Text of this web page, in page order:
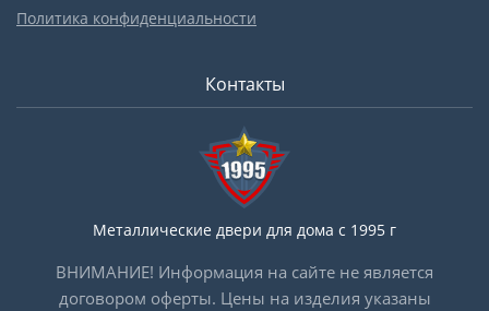
Политика конфиденциальности
Контакты
Металлические двери для дома с 1995 г
ВНИМАНИЕ! Информация на сайте не является
договором оферты. Цены на изделия указаны